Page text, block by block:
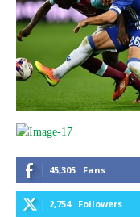
45,305 Fans
2,754 Followers